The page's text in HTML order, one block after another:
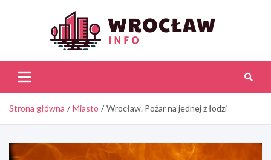
Strona główna Miasto Wrocław. Pożar na jednej z łodzi